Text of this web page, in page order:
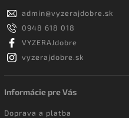
admin@vyzerajdobre.sk
0948 618 018
VYZERAJdobre
vyzerajdobre.sk
Informácie pre Vás
Doprava a platba